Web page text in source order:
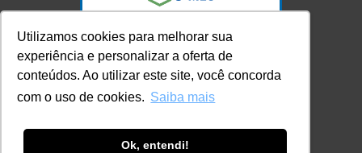
Utilizamos cookies para melhorar sua
experiência e personalizar a oferta de
conteúdos. Ao utilizar este site, você concorda
com o uso de cookies. Saiba mais
Ok, entendi!